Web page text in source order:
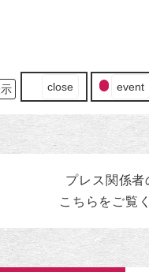
ン
ト
ー
close event
プレス関係者
こちらをご覧